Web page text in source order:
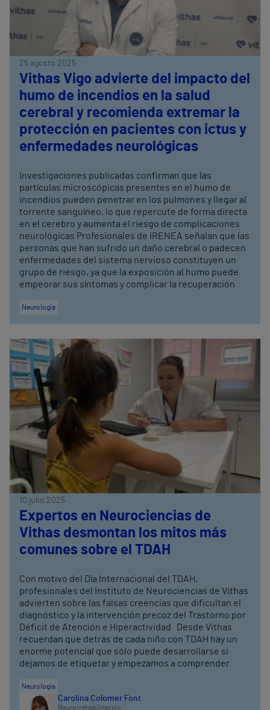
25 agosto 2025
Vithas Vigo advierte del impacto del
humo de incendios en la salud
cerebral y recomienda extremar la
protección en pacientes con ictus y
enfermedades neurológicas
Investigaciones publicadas confirman que las
partículas microscópicas presentes en el humo de
incendios pueden penetrar en los pulmones y llegar al
torrente sanguíneo, lo que repercute de forma directa
en el cerebro y aumenta el riesgo de complicaciones
neurológicas Profesionales de IRENEA señalan que las
personas que han sufrido un daño cerebral o padecen
enfermedades del sistema nervioso constituyen un
grupo de riesgo, ya que la exposición al humo puede
empeorar sus síntomas y complicar la recuperación
Neurología
10 julio 2025
Expertos en Neurociencias de
Vithas desmontan los mitos más
comunes sobre el TDAH
Con motivo del Día Internacional del TDAH,
profesionales del Instituto de Neurociencias de Vithas
advierten sobre las falsas creencias que dificultan el
diagnóstico y la intervención precoz del Trastorno por
Déficit de Atención e Hiperactividad Desde Vithas
recuerdan que detrás de cada niño con TDAH hay un
enorme potencial que sólo puede desarrollarse si
dejamos de etiquetar y empezamos a comprender
Neurología
Carolina Colomer Font
Neurorrehabilitación